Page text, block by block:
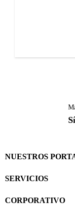
NUESTROS
SERVICIOS
CORPORATIVO